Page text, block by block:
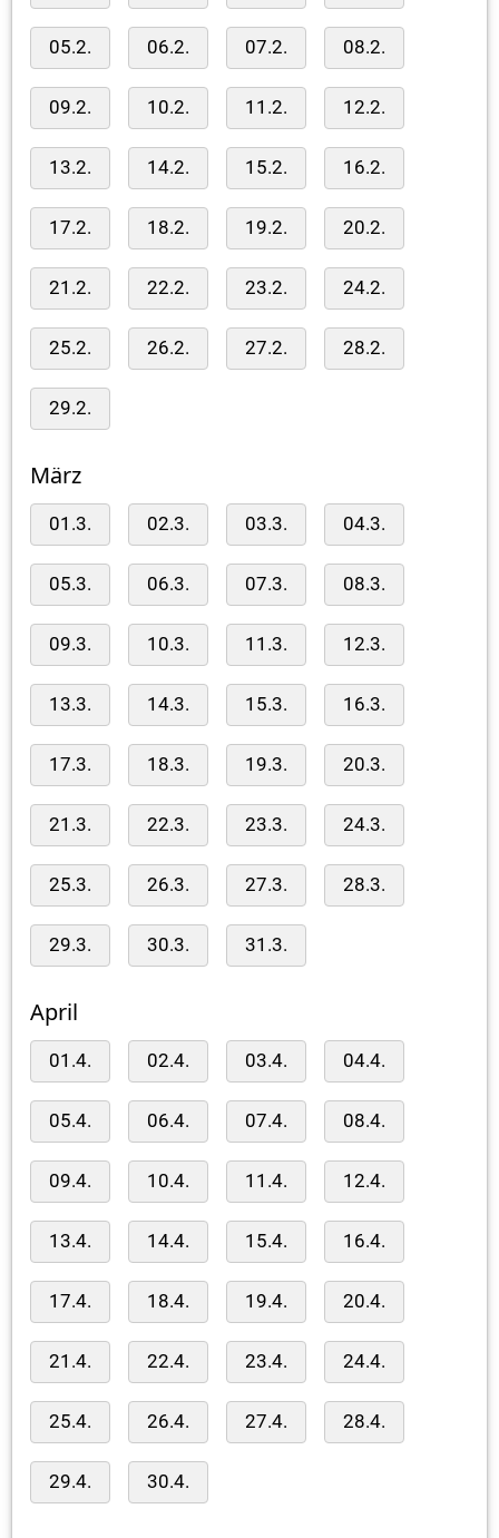
05.2. 06.2. 07.2. 08.2.
09.2. 10.2. 11.2. 12.2.
13.2. 14.2. 15.2. 16.2.
17.2. 18.2. 19.2. 20.2.
21.2. 22.2. 23.2. 24.2.
25.2. 26.2. 27.2. 28.2.
29.2.
März
01.3. 02.3. 03.3. 04.3.
05.3. 06.3. 07.3. 08.3.
09.3. 10.3. 11.3. 12.3.
13.3. 14.3. 15.3. 16.3.
17.3. 18.3. 19.3. 20.3.
21.3. 22.3. 23.3. 24.3.
25.3. 26.3. 27.3. 28.3.
29.3. 30.3. 31.3.
April
01.4. 02.4. 03.4. 04.4.
05.4. 06.4. 07.4. 08.4.
09.4. 10.4. 11.4. 12.4.
13.4. 14.4. 15.4. 16.4.
17.4. 18.4. 19.4. 20.4.
21.4. 22.4. 23.4. 24.4.
25.4. 26.4. 27.4. 28.4.
29.4. 30.4.